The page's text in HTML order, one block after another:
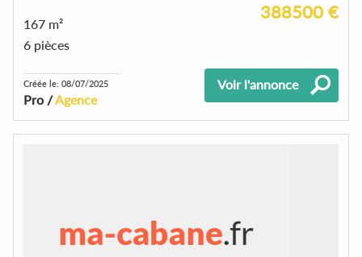
388500 €
167 m²
6 pièces
Créée le: 08/07/2025
Pro /Agence
Voir l'annonce